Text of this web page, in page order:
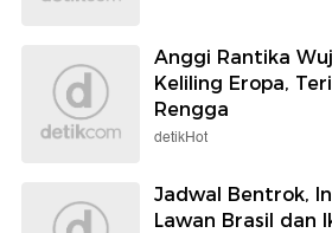
Anggi Rantika
Keliling Eropa,
Rengga
detikHot
Jadwal Bentrok,
Lawan Brasil dan